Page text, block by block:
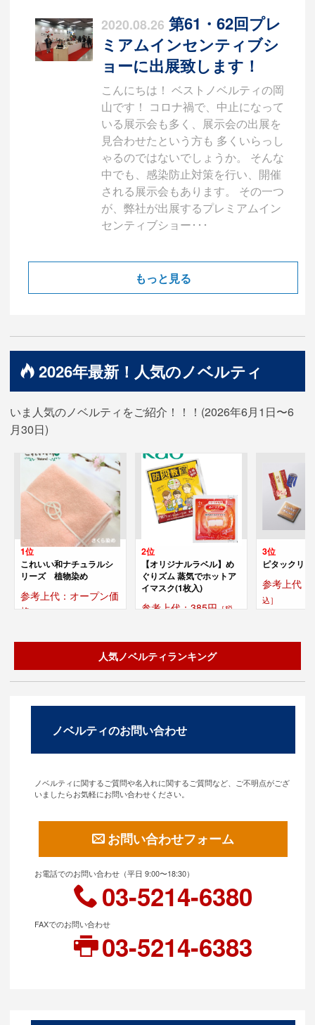
2020.08.26 第61・62回プレ
ミアムインセンティブシ
ョーに出展致します！
こんにちは！ ベストノベルティの岡
山です！ コロナ禍で、中止になって
いる展示会も多く、展示会の出展を
見合わせたという方も 多くいらっし
ゃるのではないでしょうか。 そんな
中でも、感染防止対策を行い、開催
される展示会もあります。 その一つ
が、弊社が出展するプレミアムイン
センティブショー･･･
もっと見る
2026年最新！人気のノベルティ
いま人気のノベルティをご紹介！！！(2026年6月1日〜6
月30日)
1位
これいい和ナチュラルシ
リーズ 植物染め
参考上代：オープン価
格
2位
【オリジナルラベル】め
ぐりズム 蒸気でホットア
イマスク(1枚入)
参考上代：385円［税
3位
ピタックリ
参考上代：
込］
人気ノベルティランキング
ノベルティのお問い合わせ
ノベルティに関するご質問や名入れに関するご質問など、ご不明点がござ
いましたらお気軽にお問い合わせください。
お問い合わせフォーム
お電話でのお問い合わせ（平日 9:00〜18:30）
03-5214-6380
FAXでのお問い合わせ
03-5214-6383